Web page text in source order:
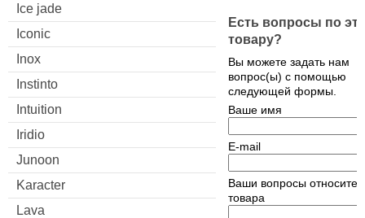
Ice jade
Iconic
Inox
Instinto
Intuition
Iridio
Junoon
Karacter
Lava
Есть вопросы по
товару?
Вы можете задать нам
вопрос(ы) с помощью
следующей формы.
Ваше имя
E-mail
Ваши вопросы
товара